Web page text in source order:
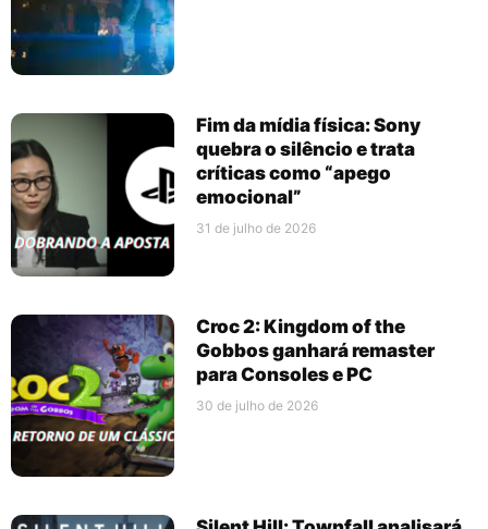
Fim da mídia física: Sony
quebra o silêncio e trata
críticas como “apego
emocional”
31 de julho de 2026
Croc 2: Kingdom of the
Gobbos ganhará remaster
para Consoles e PC
30 de julho de 2026